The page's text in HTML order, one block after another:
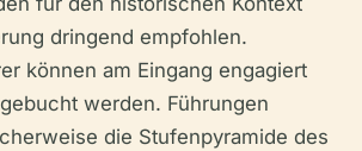
dringend empfohlen.
können am Eingang engagiert
werden. Führungen
die Stufenpyramide des